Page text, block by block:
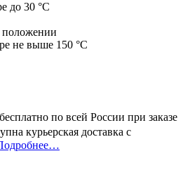
до 30 °C
не выше 150 °C
по всей России при заказе
курьерская доставка с